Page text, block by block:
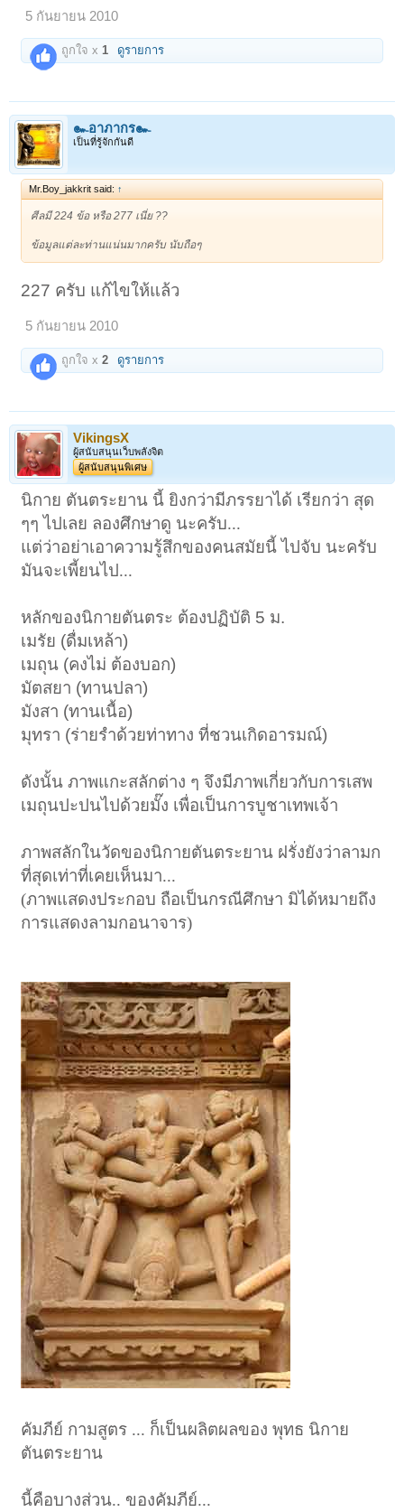
5 กันยายน 2010
ถูกใจ x1 ดูรายการ
๛อาภากร๛
เป็นที่รู้จักกันดี
Mr.Boy_jakkrit said: ↑
ศีลมี 224 ข้อ หรือ 277 เนี่ย ??
ข้อมูลแต่ละท่านแน่นมากครับ นับถือๆ
227 ครับ แก้ไขให้แล้ว
5 กันยายน 2010
ถูกใจ x2 ดูรายการ
VikingsX
ผู้สนับสนุนเว็บพลังจิต
ผู้สนับสนุนพิเศษ
นิกาย ตันตระยาน นี้ ยิงกว่ามีภรรยาได้ เรียกว่า สุด
ๆๆ ไปเลย ลองศึกษาดู นะครับ...
แต่ว่าอย่าเอาความรู้สึกของคนสมัยนี้ ไปจับ นะครับ
มันจะเพี้ยนไป...
หลักของนิกายตันตระ ต้องปฏิบัติ 5 ม.
เมรัย (ดื่มเหล้า)
เมถุน (คงไม่ ต้องบอก)
มัตสยา (ทานปลา)
มังสา (ทานเนื้อ)
มุทรา (ร่ายรำด้วยท่าทาง ที่ชวนเกิดอารมณ์)
ดังนั้น ภาพแกะสลักต่าง ๆ จึงมีภาพเกี่ยวกับการเสพ
เมถุนปะปนไปด้วยมั๊ง เพื่อเป็นการบูชาเทพเจ้า
ภาพสลักในวัดของนิกายตันตระยาน ฝรั่งยังว่าลามก
ที่สุดเท่าที่เคยเห็นมา...
(ภาพแสดงประกอบ ถือเป็นกรณีศึกษา มิได้หมายถึง
การแสดงลามกอนาจาร)
คัมภีย์ กามสูตร ... ก็เป็นผลิตผลของ พุทธ นิกาย
ตันตระยาน
นี้คือบางส่วน.. ของคัมภีย์...